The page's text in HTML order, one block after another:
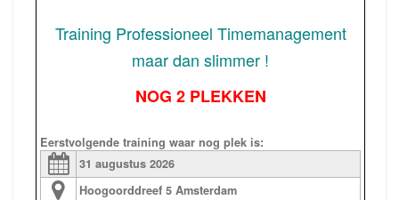
Training Professioneel Timemanagement
maar dan slimmer !
NOG 2 PLEKKEN
Eerstvolgende training waar nog plek is:
31 augustus2026
Hoogoorddreef 5Amsterdam